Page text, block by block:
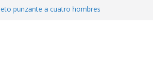
punzante a cuatro hombres